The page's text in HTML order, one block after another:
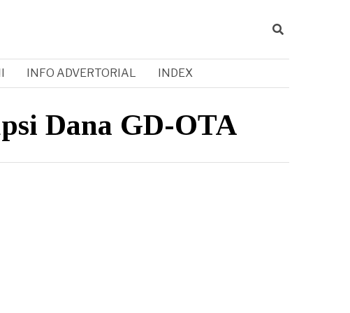
INFO ADVERTORIAL INDEX
Dana GD-OTA